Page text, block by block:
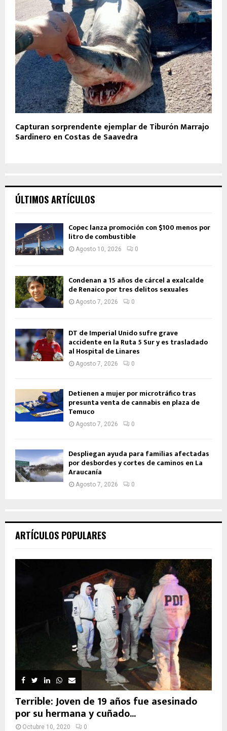
Capturan sorprendente ejemplar de Tiburón Marrajo
Sardinero en Costas de Saavedra
ÚLTIMOS ARTÍCULOS
Copec lanza promoción con $100 menos por
litro de combustible
Agosto 10, 2026 0
Condenan a 15 años de cárcel a exalcalde
de Renaico por tres delitos sexuales
Agosto 7, 2026 0
DT de Imperial Unido sufre grave
accidente en la Ruta 5 Sur y es trasladado
al Hospital de Linares
Agosto 7, 2026 0
Detienen a mujer por microtráfico tras
presunta venta de cannabis en plaza de
Temuco
Agosto 7, 2026 0
Despliegan ayuda para familias afectadas
por desbordes y cortes de caminos en La
Araucanía
Agosto 7, 2026 0
ARTÍCULOS POPULARES
Terrible: Joven de 19 años fue asesinado
por su hermana y cuñado...
Octubre 10, 2020 0